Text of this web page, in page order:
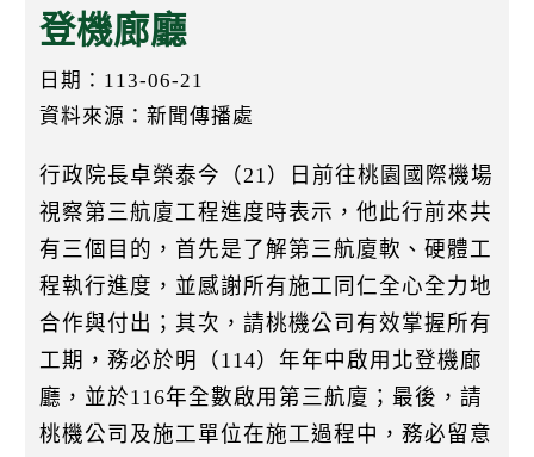
登機廊廳
日期：113-06-21
資料來源：新聞傳播處
行政院長卓榮泰今（21）日前往桃園國際機場
視察第三航廈工程進度時表示，他此行前來共
有三個目的，首先是了解第三航廈軟、硬體工
程執行進度，並感謝所有施工同仁全心全力地
合作與付出；其次，請桃機公司有效掌握所有
工期，務必於明（114）年年中啟用北登機廊
廳，並於116年全數啟用第三航廈；最後，請
桃機公司及施工單位在施工過程中，務必留意